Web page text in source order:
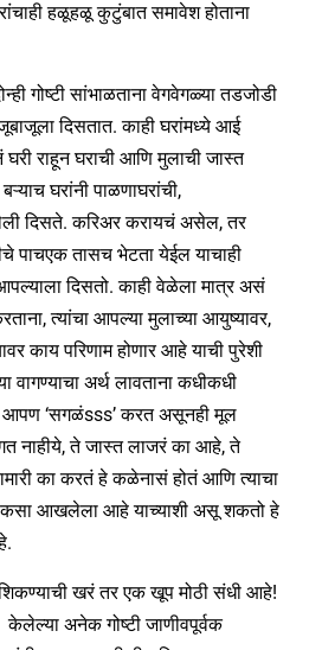
हळूहळू कुटुंबात समावेश होताना
गोष्टी सांभाळताना वेगवेगळ्या तडजोडी
दिसतात. काही घरांमध्ये आई
घरी राहून घराची आणि मुलाची जास्त
घरांनी पाळणाघरांची,
दिसते. करिअर करायचं असेल, तर
पाचएक तासच भेटता येईल याचाही
दिसतो. काही वेळेला मात्र असं
त्यांचा आपल्या मुलाच्या आयुष्यावर,
काय परिणाम होणार आहे याची पुरेशी
वागण्याचा अर्थ लावताना कधीकधी
‘सगळंsss’ करत असूनही मूल
नाहीये, ते जास्त लाजरं का आहे, ते
का करतं हे कळेनासं होतं आणि त्याचा
आखलेला आहे याच्याशी असू शकतो हे
खरं तर एक खूप मोठी संधी आहे!
अनेक गोष्टी जाणीवपूर्वक